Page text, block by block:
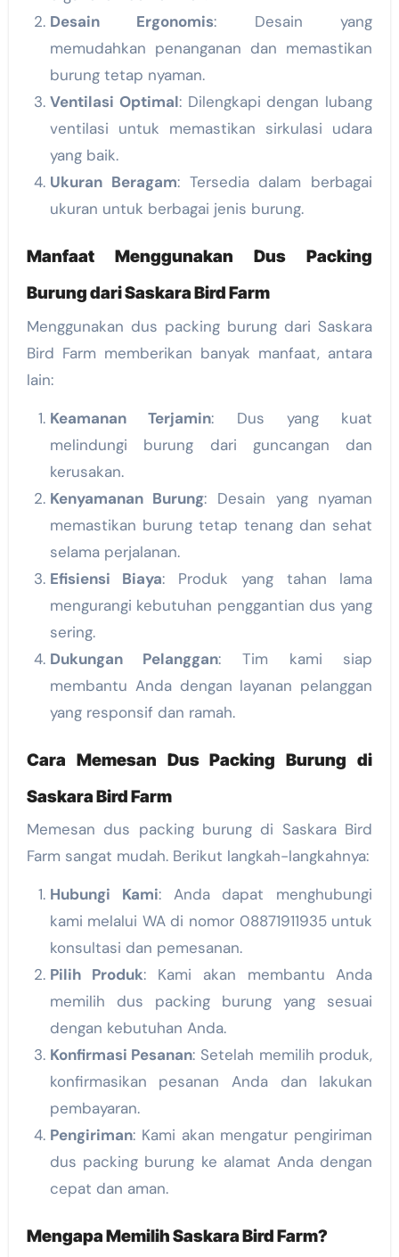
Desain Ergonomis: Desain yang
memudahkan penanganan dan memastikan
burung tetap nyaman.
Ventilasi Optimal: Dilengkapi dengan lubang
ventilasi untuk memastikan sirkulasi udara
yang baik.
Ukuran Beragam: Tersedia dalam berbagai
ukuran untuk berbagai jenis burung.
Manfaat Menggunakan Dus Packing
Burung dari Saskara Bird Farm
Menggunakan dus packing burung dari Saskara
Bird Farm memberikan banyak manfaat, antara
lain:
Keamanan Terjamin: Dus yang kuat
melindungi burung dari guncangan dan
kerusakan.
Kenyamanan Burung: Desain yang nyaman
memastikan burung tetap tenang dan sehat
selama perjalanan.
Efisiensi Biaya: Produk yang tahan lama
mengurangi kebutuhan penggantian dus yang
sering.
Dukungan Pelanggan: Tim kami siap
membantu Anda dengan layanan pelanggan
yang responsif dan ramah.
Cara Memesan Dus Packing Burung di
Saskara Bird Farm
Memesan dus packing burung di Saskara Bird
Farm sangat mudah. Berikut langkah-langkahnya:
Hubungi Kami: Anda dapat menghubungi
kami melalui WA di nomor 08871911935 untuk
konsultasi dan pemesanan.
Pilih Produk: Kami akan membantu Anda
memilih dus packing burung yang sesuai
dengan kebutuhan Anda.
Konfirmasi Pesanan: Setelah memilih produk,
konfirmasikan pesanan Anda dan lakukan
pembayaran.
Pengiriman: Kami akan mengatur pengiriman
dus packing burung ke alamat Anda dengan
cepat dan aman.
Mengapa Memilih Saskara Bird Farm?